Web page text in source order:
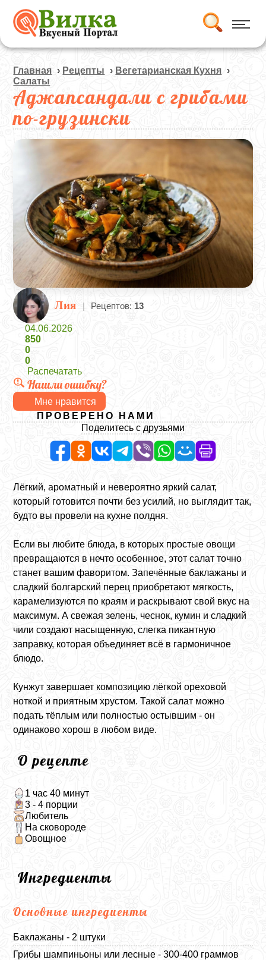
Главная › Рецепты › Вегетарианская Кухня ›
Салаты
Аджапсандали с грибами
по-грузински
Лия | Рецептов: 13
04.06.2026
850
0
0
Распечатать
Нашли ошибку?
Мне нравится
ПРОВЕРЕНО НАМИ
Поделитесь с друзьями
Лёгкий, ароматный и невероятно яркий салат,
который готовится почти без усилий, но выглядит так,
будто вы провели на кухне полдня.
Если вы любите блюда, в которых простые овощи
превращаются в нечто особенное, этот салат точно
станет вашим фаворитом. Запечённые баклажаны и
сладкий болгарский перец приобретают мягкость,
карамелизуются по краям и раскрывают свой вкус на
максимум. А свежая зелень, чеснок, кумин и сладкий
чили создают насыщенную, слегка пикантную
заправку, которая объединяет всё в гармоничное
блюдо.
Кунжут завершает композицию лёгкой ореховой
ноткой и приятным хрустом. Такой салат можно
подать тёплым или полностью остывшим - он
одинаково хорош в любом виде.
О рецепте
1 час 40 минут
3 - 4 порции
Любитель
На сковороде
Овощное
Ингредиенты
Основные ингредиенты
Баклажаны - 2 штуки
Грибы шампиньоны или лесные - 300-400 граммов